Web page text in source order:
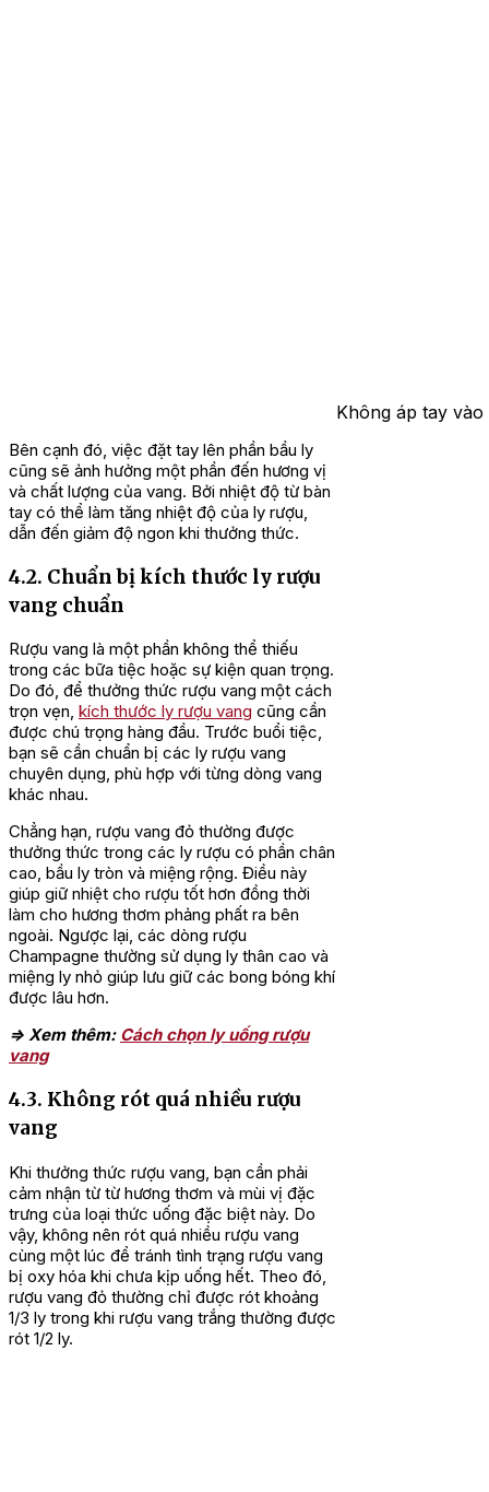
Không áp tay
Bên cạnh đó, việc đặt tay lên phần bầu ly
cũng sẽ ảnh hưởng một phần đến hương vị
và chất lượng của vang. Bởi nhiệt độ từ bàn
tay có thể làm tăng nhiệt độ của ly rượu,
dẫn đến giảm độ ngon khi thưởng thức.
4.2. Chuẩn bị kích thước ly rượu
vang chuẩn
Rượu vang là một phần không thể thiếu
trong các bữa tiệc hoặc sự kiện quan trọng.
Do đó, để thưởng thức rượu vang một cách
trọn vẹn, kích thước ly rượu vang cũng cần
được chú trọng hàng đầu. Trước buổi tiệc,
bạn sẽ cần chuẩn bị các ly rượu vang
chuyên dụng, phù hợp với từng dòng vang
khác nhau.
Chẳng hạn, rượu vang đỏ thường được
thưởng thức trong các ly rượu có phần chân
cao, bầu ly tròn và miệng rộng. Điều này
giúp giữ nhiệt cho rượu tốt hơn đồng thời
làm cho hương thơm phảng phất ra bên
ngoài. Ngược lại, các dòng rượu
Champagne thường sử dụng ly thân cao và
miệng ly nhỏ giúp lưu giữ các bong bóng khí
được lâu hơn.
=> Xem thêm: Cách chọn ly uống rượu
vang
4.3. Không rót quá nhiều rượu
vang
Khi thưởng thức rượu vang, bạn cần phải
cảm nhận từ từ hương thơm và mùi vị đặc
trưng của loại thức uống đặc biệt này. Do
vậy, không nên rót quá nhiều rượu vang
cùng một lúc để tránh tình trạng rượu vang
bị oxy hóa khi chưa kịp uống hết. Theo đó,
rượu vang đỏ thường chỉ được rót khoảng
1/3 ly trong khi rượu vang trắng thường được
rót 1/2 ly.